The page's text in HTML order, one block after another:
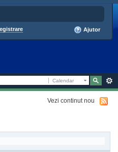
Ajutor
Calendar
Vezi continut nou